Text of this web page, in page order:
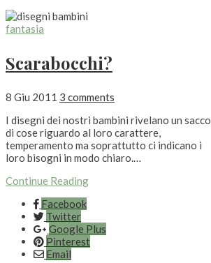
fantasia
Scarabocchi?
8 Giu 2011 3 comments
I disegni dei nostri bambini rivelano un sacco
di cose riguardo al loro carattere,
temperamento ma soprattutto ci indicano i
loro bisogni in modo chiaro.…
Continue Reading
Facebook
Twitter
Google Plus
Pinterest
Email